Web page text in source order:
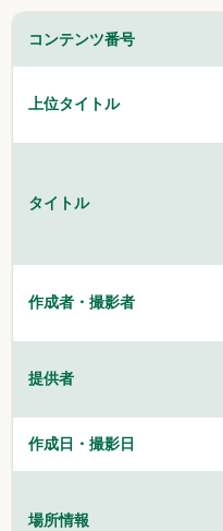
コンテンツ番号
上位タイトル
タイトル
作成者・撮影者
提供者
作成日・撮影日
場所情報